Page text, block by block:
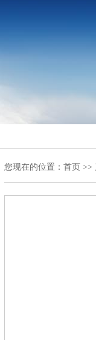
您现在的位置： 首页 >>